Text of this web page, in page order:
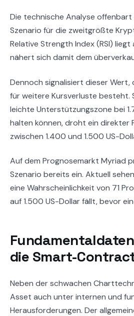
Die technische Analyse offenbart
Szenario für die zweitgrößte
Relative Strength Index (RSI)
nähert sich damit dem
Dennoch signalisiert dieser Wert,
für weitere Kursverluste besteht.
leichte Unterstützungszone bei
halten können, droht ein direkter
zwischen 1.400 und 1.500 US-
Auf dem Prognosemarkt Myriad
Szenario bereits ein. Aktuell
eine Wahrscheinlichkeit von 71
auf 1.500 US-Dollar fällt, bevor
die Smart-
Neben der schwachen
Asset auch unter internen und
Herausforderungen. Der